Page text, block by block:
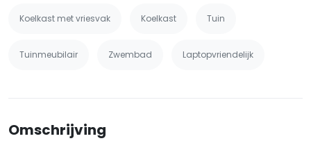
Koelkast met vriesvak Koelkast Tuin
Tuinmeubilair Zwembad Laptopvriendelijk
Omschrijving